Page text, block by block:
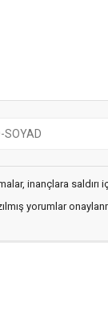
inançlara saldırı
yorumlar